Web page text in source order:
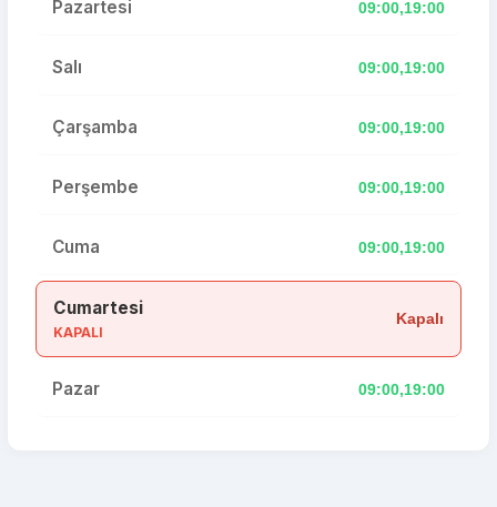
Pazartesi 09:00,19:00
Salı 09:00,19:00
Çarşamba 09:00,19:00
Perşembe 09:00,19:00
Cuma 09:00,19:00
Cumartesi
KAPALI
Kapalı
Pazar 09:00,19:00